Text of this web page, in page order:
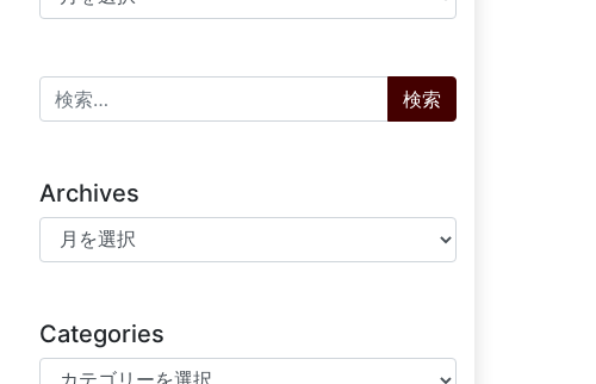
検索:
Archives
Archives
Categories
Categories